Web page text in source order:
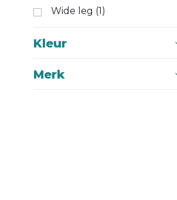
Wide leg (1)
Kleur
Merk